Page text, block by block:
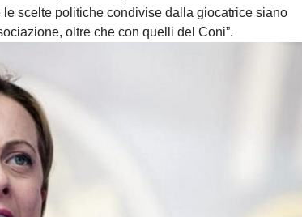
le scelte politiche condivise dalla giocatrice siano
oltre che con quelli del Coni”.